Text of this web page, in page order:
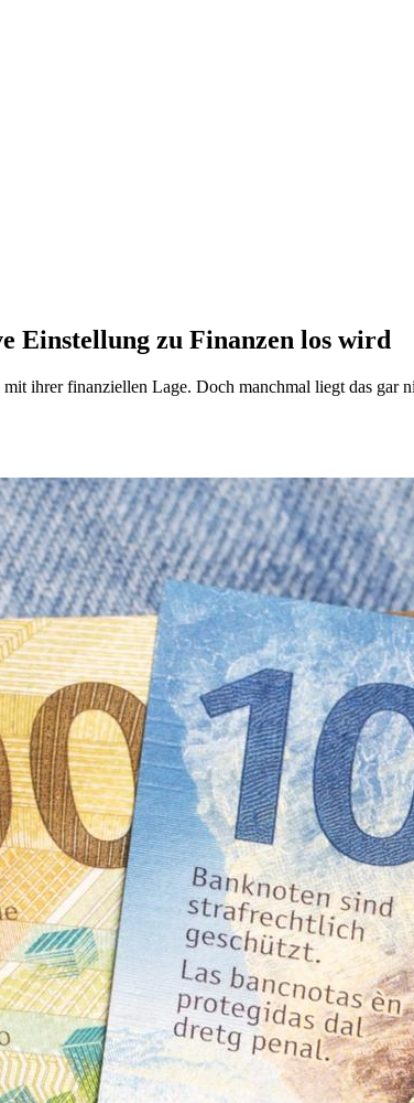
Einstellung zu Finanzen los wird
ihrer finanziellen Lage. Doch manchmal liegt das gar